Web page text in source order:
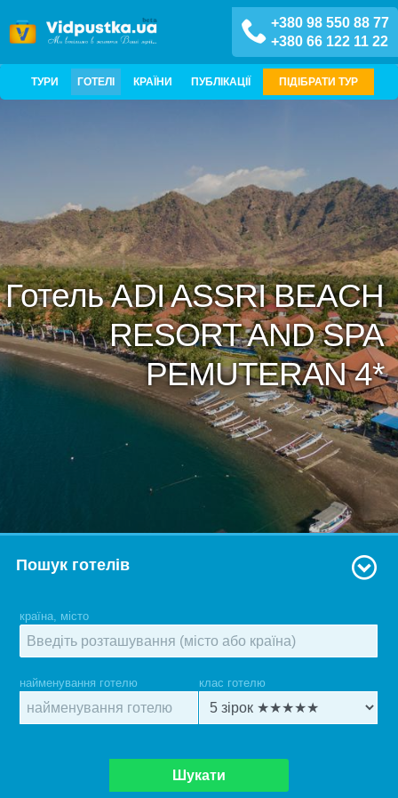
+380 98 550 88 77
+380 66 122 11 22
ТУРИ ГОТЕЛІ КРАЇНИ ПУБЛІКАЦІЇ ПІДІБРАТИ ТУР
Готель ADI ASSRI BEACH
RESORT AND SPA
PEMUTERAN 4*
Пошук готелів
країна, місто
найменування готелю клас готелю
Шукати